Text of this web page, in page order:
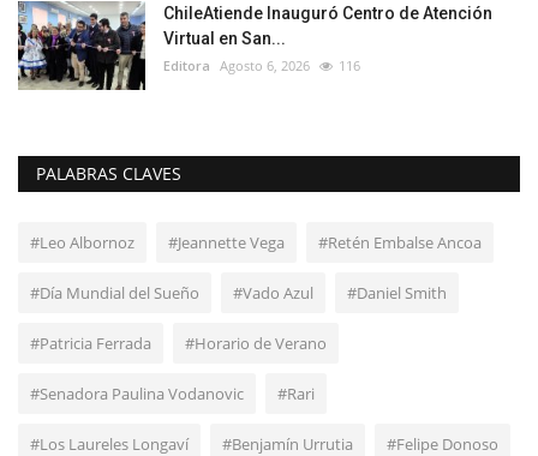
ChileAtiende Inauguró Centro de Atención
Virtual en San...
Editora Agosto 6, 2026 116
PALABRAS CLAVES
#Leo Albornoz #Jeannette Vega #Retén Embalse Ancoa
#Día Mundial del Sueño #Vado Azul #Daniel Smith
#Patricia Ferrada #Horario de Verano
#Senadora Paulina Vodanovic #Rari
#Los Laureles Longaví #Benjamín Urrutia #Felipe Donoso